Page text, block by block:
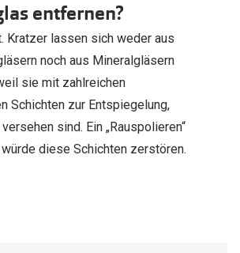
entfernen?
Kratzer lassen sich weder aus
noch aus Mineralgläsern
sie mit zahlreichen
Schichten zur Entspiegelung,
sind. Ein „Rauspolieren“
diese Schichten zerstören.